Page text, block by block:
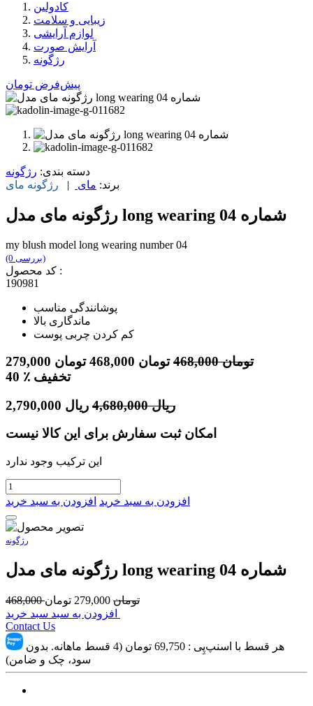
کادولین
زیبایی و سلامت
لوازم آرایشی
آرایش صورت
رژگونه
پیش‌فرض تومان
دسته بندی: رژگونه
برند: مای | رژگونه مای
رژگونه مای مدل long wearing شماره 04
my blush model long wearing number 04
(0 بررسی)
کد محصول :
190981
پوشانندگی مناسب
ماندگاری بالا
کم کردن چربی پوست
279,000 تومان 468,000تومان 468,000 تومان
40
٪ تخفیف
2,790,000 ریال 4,680,000 ریال
امکان ثبت سفارش برای این کالا نیست
این ترکیب وجود ندارد
افزودن به سبد خرید افزودن به سبد خرید
رژگونه
رژگونه مای مدل long wearing شماره 04
468,000 تومان 279,000 تومان
Contact Us
هر قسط با اسنپ‌پِی : 69,750
تومان (4 قسط ماهانه. بدون
سود، چک و ضامن)